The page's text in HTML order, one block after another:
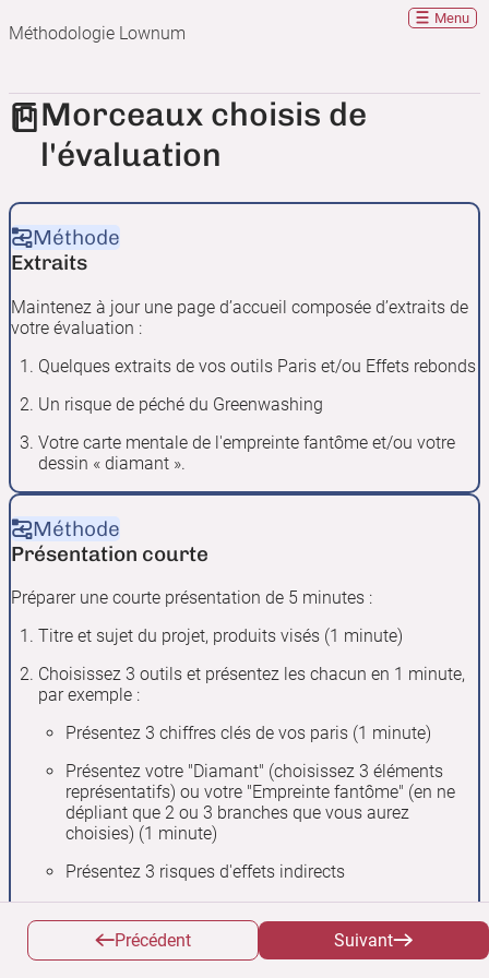
Méthodologie Lownum
Menu
Morceaux choisis de
l'évaluation
Méthode
Extraits
Maintenez à jour une page d’accueil composée d’extraits de
votre évaluation :
Quelques extraits de vos outils Paris et/ou Effets rebonds
Un risque de péché du Greenwashing
Votre carte mentale de l'empreinte fantôme et/ou votre
dessin « diamant ».
Méthode
Présentation courte
Préparer une courte présentation de 5 minutes :
Titre et sujet du projet, produits visés (1 minute)
Choisissez 3 outils et présentez les chacun en 1 minute,
par exemple :
Présentez 3 chiffres clés de vos paris (1 minute)
Présentez votre "Diamant" (choisissez 3 éléments
représentatifs) ou votre "Empreinte fantôme" (en ne
dépliant que 2 ou 3 branches que vous aurez
choisies) (1 minute)
Présentez 3 risques d'effets indirects
Listez d'autres outils que vous avez utilisés en en
mentionnant à chaque fois un point notable
Précédent Suivant